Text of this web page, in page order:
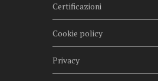
Certificazioni
Cookie policy
Privacy